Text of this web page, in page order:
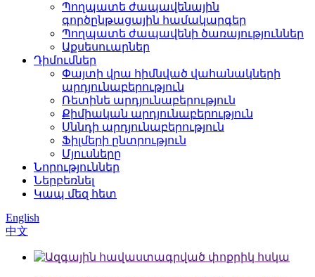
Պողպատե ժապավենային
գործընթացային համակարգեր
Պողպատե ժապավենի ծառայություններ
Աքսեսուարներ
Դիմումներ
Փայտի վրա հիմնված վահանակների
արդյունաբերություն
Ռետինե արդյունաբերություն
Քիմիական արդյունաբերություն
Սննդի արդյունաբերություն
Ֆիլմերի ընտրություն
Մյուսները
Նորություններ
Ներբեռնել
Կապ մեզ հետ
English
中文